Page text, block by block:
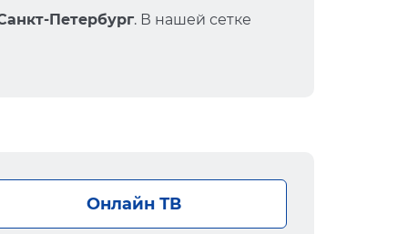
Петербург. В нашей сетке
Онлайн ТВ